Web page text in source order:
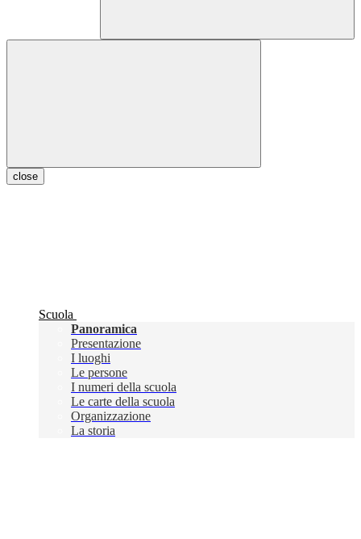
close
Scuola
Panoramica
Presentazione
I luoghi
Le persone
I numeri della scuola
Le carte della scuola
Organizzazione
La storia